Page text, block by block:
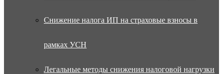
Снижение налога ИП на страховые взносы в
рамках УСН
Легальные методы снижения налоговой нагрузки